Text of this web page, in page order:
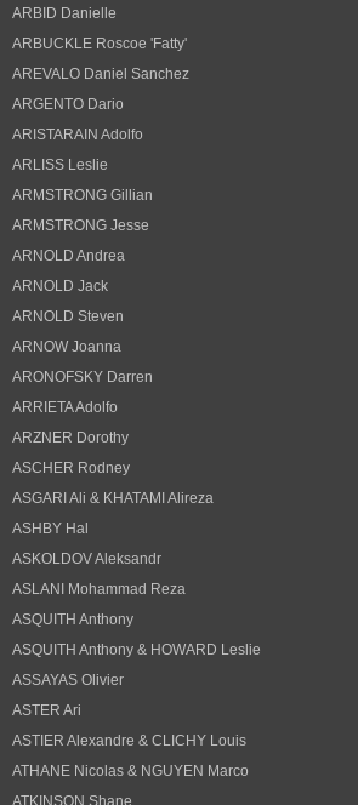
ARBID Danielle
ARBUCKLE Roscoe 'Fatty'
AREVALO Daniel Sanchez
ARGENTO Dario
ARISTARAIN Adolfo
ARLISS Leslie
ARMSTRONG Gillian
ARMSTRONG Jesse
ARNOLD Andrea
ARNOLD Jack
ARNOLD Steven
ARNOW Joanna
ARONOFSKY Darren
ARRIETA Adolfo
ARZNER Dorothy
ASCHER Rodney
ASGARI Ali & KHATAMI Alireza
ASHBY Hal
ASKOLDOV Aleksandr
ASLANI Mohammad Reza
ASQUITH Anthony
ASQUITH Anthony & HOWARD Leslie
ASSAYAS Olivier
ASTER Ari
ASTIER Alexandre & CLICHY Louis
ATHANE Nicolas & NGUYEN Marco
ATKINSON Shane